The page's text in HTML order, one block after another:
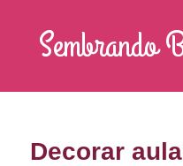
Sembrando
Decorar